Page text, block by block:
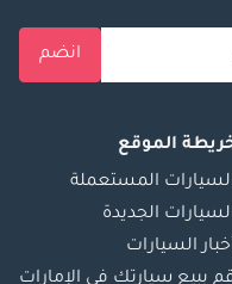
انضم
الموقع
المستعملة
الجديدة
السيارات
ببيع سيارتك في الإمارات